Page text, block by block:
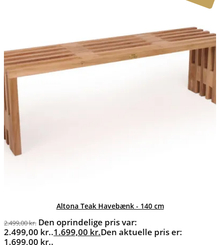
Altona Teak Havebænk - 140 cm
2.499,00kr. Den oprindelige pris var:
2.499,00 kr..1.699,00 kr.Den aktuelle pris er:
1.699,00 kr..